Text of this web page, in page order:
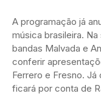
A programação já
música brasileira.
bandas Malvada e
conferir
Ferrero e Fresno.
ficará por conta de